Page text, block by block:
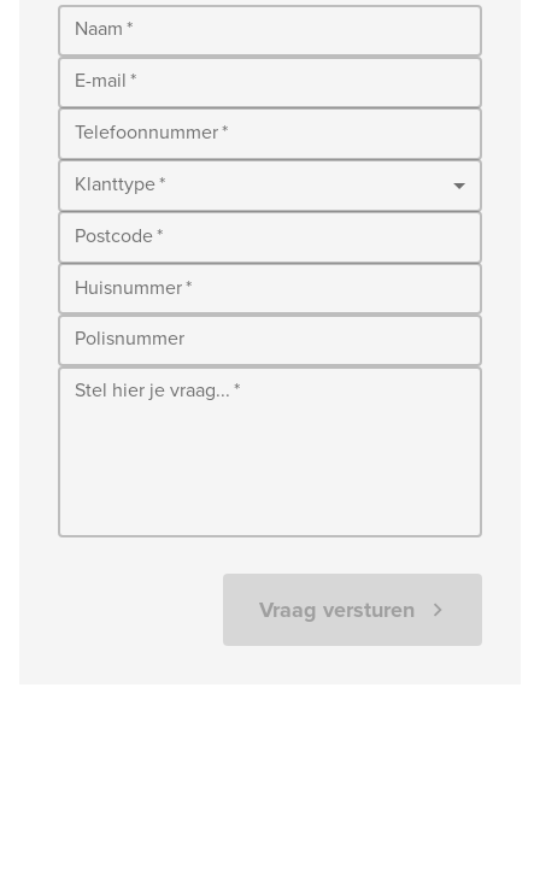
Naam *
E-mail *
Telefoonnummer*
Klanttype*
Postcode*
Huisnummer*
Polisnummer
Stel hier je vraag... *
Vraag versturen